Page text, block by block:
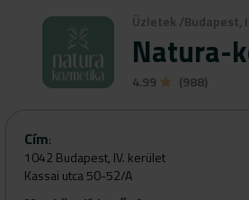
Üzletek /Budapest,
Natura-
4.99 (988)
Cím:
1042 Budapest, IV. kerület
Kassai utca 50-52/A